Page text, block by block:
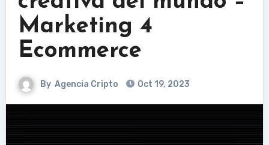
Marketing 4
Ecommerce
By Agencia Cripto Oct 19, 2023